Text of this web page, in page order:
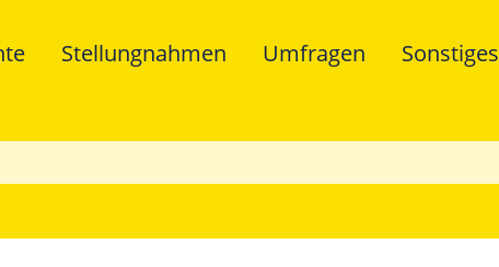
Stellungnahmen Umfragen Sonstiges